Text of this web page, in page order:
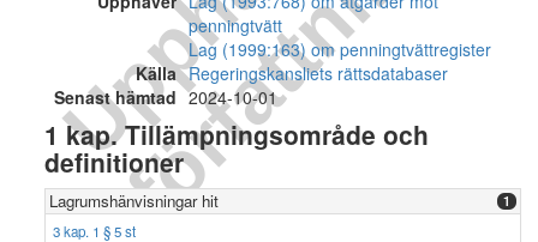
penningtvätt
Lag (1999:163) om penningtvättregister
Källa Regeringskansliets rättsdatabaser
Senast hämtad 2024-10-01
1 kap. Tillämpningsområde och
definitioner
Lagrumshänvisningar hit 1
3 kap. 1 § 5 st